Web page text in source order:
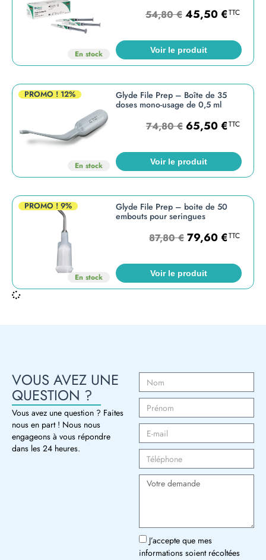
En stock
54,80€ 45,50€TTC
Voir le produit
PROMO !12%
En stock
Glyde File Prep – Boîte de 35
doses mono-usage de 0,5 ml
74,80€ 65,50€TTC
Voir le produit
PROMO !9%
En stock
Glyde File Prep – boite de 50
embouts pour seringues
87,80€ 79,60€TTC
Voir le produit
VOUS AVEZ UNE
QUESTION ?
Vous avez une question ? Faites
nous en part ! Nous nous
engageons à vous répondre
dans les 24 heures.
J’accepte que mes
informations soient récoltées